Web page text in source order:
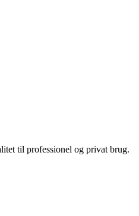
til professionel og privat brug.